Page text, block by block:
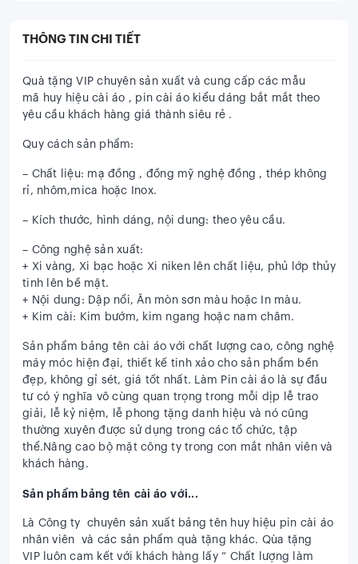
THÔNG TIN CHI TIẾT
Quà tặng VIP chuyên sản xuất và cung cấp các mẫu
mã huy hiệu cài áo , pin cài áo kiểu dáng bắt mắt theo
yêu cầu khách hàng giá thành siêu rẻ .
Quy cách sản phẩm:
– Chất liệu: mạ đồng , đồng mỹ nghệ đồng , thép không
rỉ, nhôm,mica hoặc Inox.
– Kích thước, hình dáng, nội dung: theo yêu cầu.
– Công nghệ sản xuất:
+ Xi vàng, Xi bạc hoặc Xi niken lên chất liệu, phủ lớp thủy
tinh lên bề mặt.
+ Nội dung: Dập nổi, Ăn mòn sơn màu hoặc In màu.
+ Kim cài: Kim bướm, kim ngang hoặc nam châm.
Sản phẩm bảng tên cài áo với chất lượng cao, công nghệ
máy móc hiện đại, thiết kế tinh xảo cho sản phẩm bền
đẹp, không gỉ sét, giá tốt nhất. Làm Pin cài áo là sự đầu
tư có ý nghĩa vô cùng quan trọng trong mỗi dịp lễ trao
giải, lễ kỷ niệm, lễ phong tặng danh hiệu và nó cũng
thường xuyên được sử dụng trong các tổ chức, tập
thể.Nâng cao bộ mặt công ty trong con mắt nhân viên và
khách hàng.
Sản phẩm bảng tên cài áo với...
Là Công ty chuyên sản xuất bảng tên huy hiệu pin cài áo
nhân viên
và các sản phẩm quà tặng khác. Qùa tặng
VIP luôn cam kết với khách hàng lấy ” Chất lượng làm